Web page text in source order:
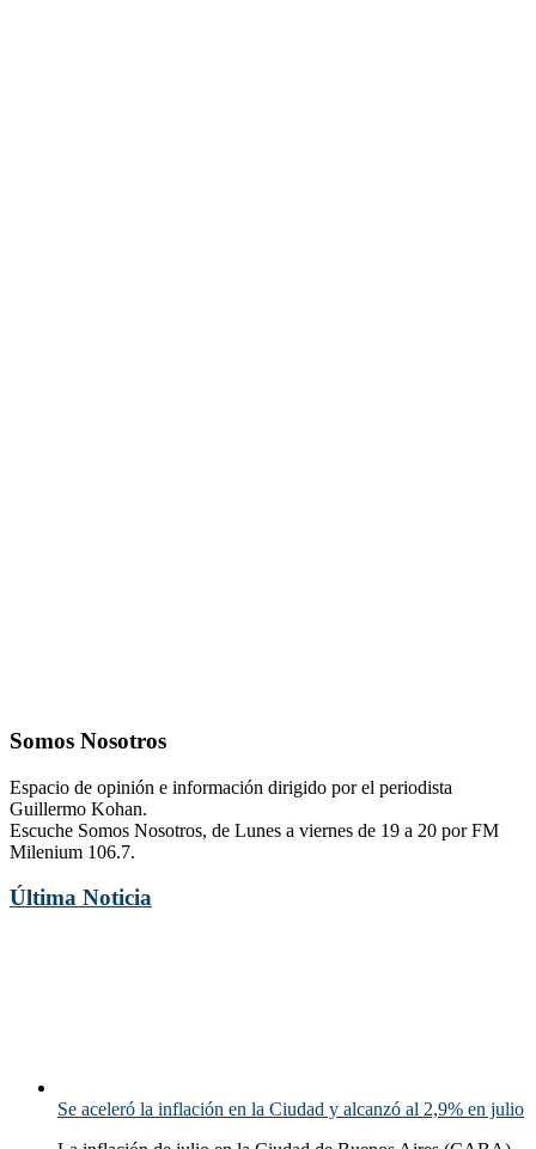
Somos Nosotros
Espacio de opinión e información dirigido por el periodista
Guillermo Kohan.
Escuche Somos Nosotros, de Lunes a viernes de 19 a 20 por FM
Milenium 106.7.
Última Noticia
Se aceleró la inflación en la Ciudad y alcanzó al 2,9% en julio